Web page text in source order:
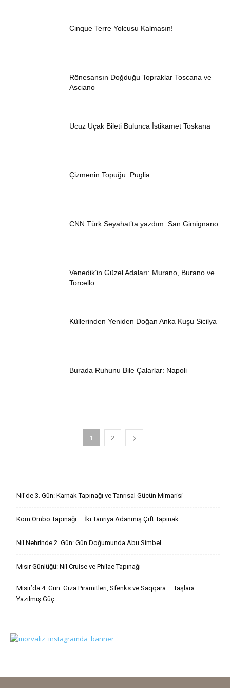
Cinque Terre Yolcusu Kalmasın!
Rönesansın Doğduğu Topraklar Toscana ve
Asciano
Ucuz Uçak Bileti Bulunca İstikamet Toskana
Çizmenin Topuğu: Puglia
CNN Türk Seyahat’ta yazdım: San Gimignano
Venedik’in Güzel Adaları: Murano, Burano ve
Torcello
Küllerinden Yeniden Doğan Anka Kuşu Sicilya
Burada Ruhunu Bile Çalarlar: Napoli
1 2
Nil’de 3. Gün: Karnak Tapınağı ve Tanrısal Gücün Mimarisi
Kom Ombo Tapınağı – İki Tanrıya Adanmış Çift Tapınak
Nil Nehrinde 2. Gün: Gün Doğumunda Abu Simbel
Mısır Günlüğü: Nil Cruise ve Philae Tapınağı
Mısır’da 4. Gün: Giza Piramitleri, Sfenks ve Saqqara – Taşlara
Yazılmış Güç